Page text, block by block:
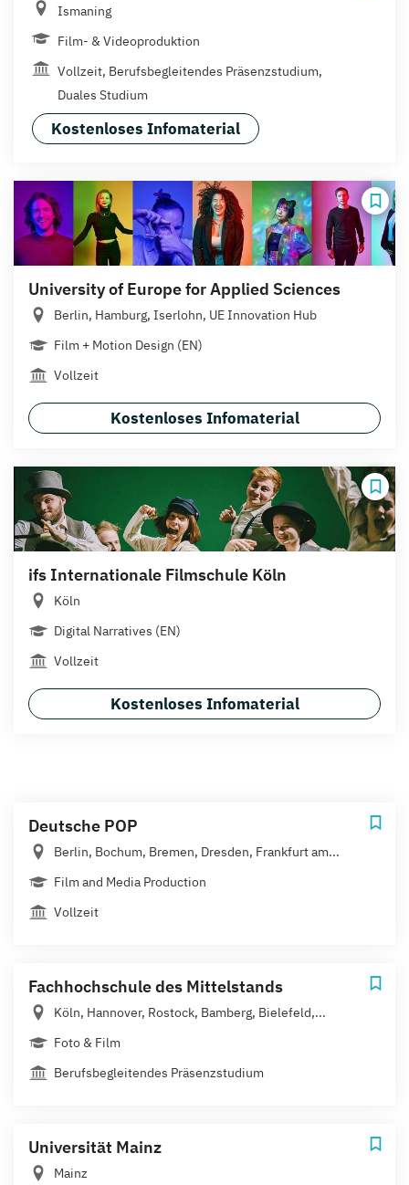
Ismaning
Film- & Videoproduktion
Vollzeit, Berufsbegleitendes Präsenzstudium,
Duales Studium
Kostenloses Infomaterial
University of Europe for Applied Sciences
Berlin, Hamburg, Iserlohn, UE Innovation Hub
Film + Motion Design (EN)
Vollzeit
Kostenloses Infomaterial
ifs Internationale Filmschule Köln
Köln
Digital Narratives (EN)
Vollzeit
Kostenloses Infomaterial
Deutsche POP
Berlin, Bochum, Bremen, Dresden, Frankfurt am...
Film and Media Production
Vollzeit
Fachhochschule des Mittelstands
Köln, Hannover, Rostock, Bamberg, Bielefeld,...
Foto & Film
Berufsbegleitendes Präsenzstudium
Universität Mainz
Mainz